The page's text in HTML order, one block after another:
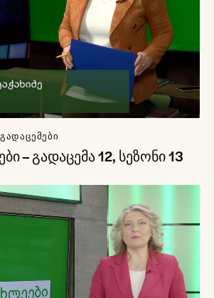
ᲒᲐᲓᲐᲪᲔᲛᲔᲑᲘ
– გადაცემა 12, სეზონი 13